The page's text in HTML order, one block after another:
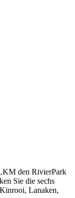
den RivierPark
Sie die sechs
Lanaken,